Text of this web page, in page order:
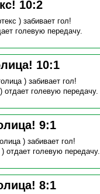
10:2
)забивает гол!
голевую передачу.
10:1
) забивает гол!
отдает голевую передачу.
9:1
) забивает гол!
отдает голевую передачу.
8:1